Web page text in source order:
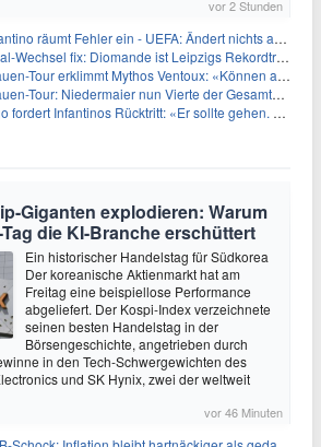
vor 2 Stunden
räumt Fehler ein - UEFA: Ändert nichts an Boykott
Wechsel fix: Diomande ist Leipzigs Rekordtransfer
Tour erklimmt Mythos Ventoux: «Können alles schaffen»
Tour: Niedermaier nun Vierte der Gesamtwertung
fordert Infantinos Rücktritt: «Er sollte gehen. Jetzt»
Giganten explodieren: Warum
die KI-Branche erschüttert
Ein historischer Handelstag für Südkorea
Der koreanische Aktienmarkt hat am
Freitag eine beispiellose Performance
abgeliefert. Der Kospi-Index verzeichnete
seinen besten Handelstag in der
Börsengeschichte, angetrieben durch
in den Tech-Schwergewichten des
und SK Hynix, zwei der weltweit
vor 46 Minuten